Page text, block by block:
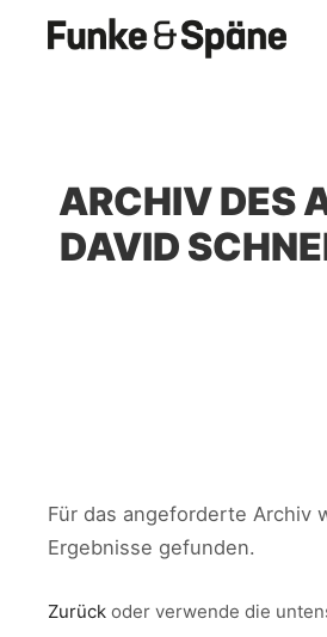
ARCHIV DES
DAVID
Für das angeforderte Archiv
Ergebnisse gefunden.
Zurück oder verwende die